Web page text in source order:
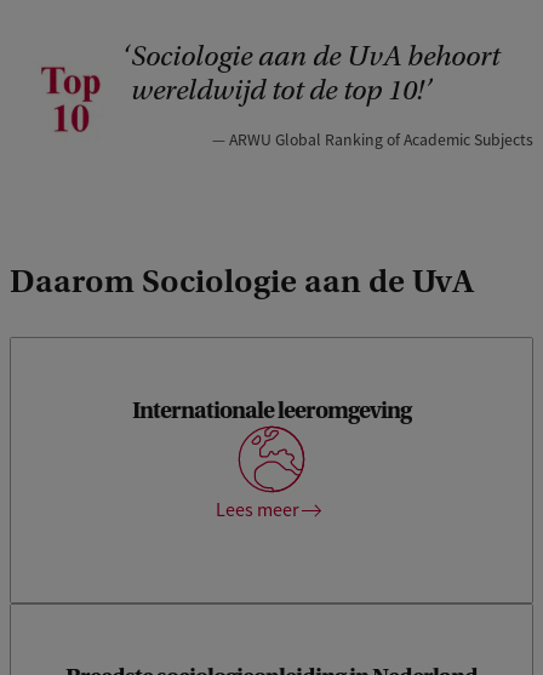
o
p
g
t
Sociologie aan de UvA behoort
wereldwijd tot de top 10!
ARWU Global Ranking of Academic Subjects
Daarom Sociologie aan de UvA
Internationale leeromgeving
Lees meer
Leer van docenten en medestudenten van over de hele
wereld, die diverse achtergronden en perspectieven met